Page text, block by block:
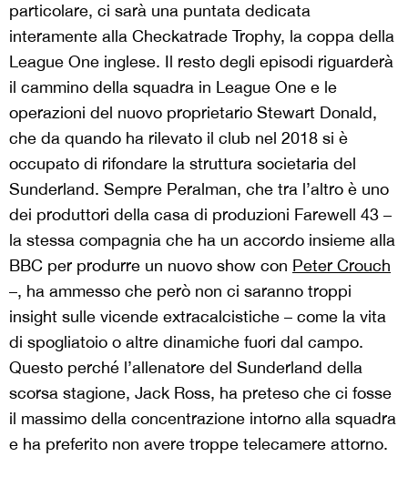
particolare, ci sarà una puntata dedicata
interamente alla Checkatrade Trophy, la coppa della
League One inglese. Il resto degli episodi riguarderà
il cammino della squadra in League One e le
operazioni del nuovo proprietario Stewart Donald,
che da quando ha rilevato il club nel 2018 si è
occupato di rifondare la struttura societaria del
Sunderland. Sempre Peralman, che tra l’altro è uno
dei produttori della casa di produzioni Farewell 43 –
la stessa compagnia che ha un accordo insieme alla
BBC per produrre un nuovo show con Peter Crouch
–, ha ammesso che però non ci saranno troppi
insight sulle vicende extracalcistiche – come la vita
di spogliatoio o altre dinamiche fuori dal campo.
Questo perché l’allenatore del Sunderland della
scorsa stagione, Jack Ross, ha preteso che ci fosse
il massimo della concentrazione intorno alla squadra
e ha preferito non avere troppe telecamere attorno.